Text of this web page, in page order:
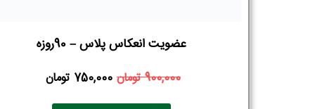
عضویت انعکاس پلاس – 90روزه
900,000تومان 750,000 تومان